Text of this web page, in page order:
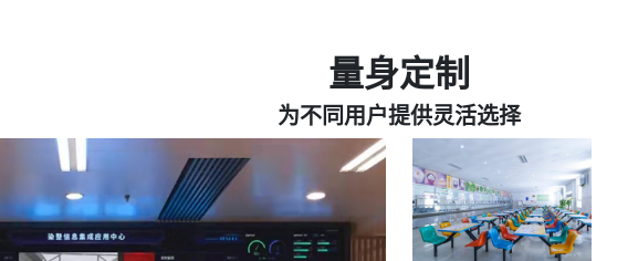
量身定制
为不同用户提供灵活选择